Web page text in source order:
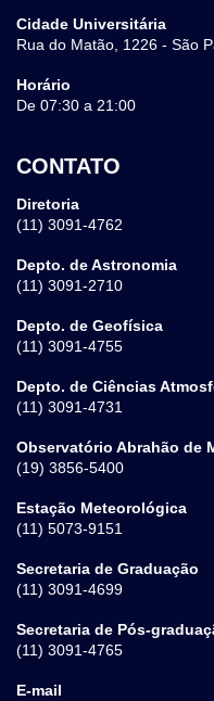
Cidade Universitária
Rua do Matão, 1226 - São
Horário
De 07:30 a 21:00
CONTATO
Diretoria
(11) 3091-4762
Depto. de Astronomia
(11) 3091-2710
Depto. de Geofísica
(11) 3091-4755
Depto. de Ciências
(11) 3091-4731
Observatório Abrahão de
(19) 3856-5400
Estação Meteorológica
(11) 5073-9151
Secretaria de Graduação
(11) 3091-4699
Secretaria de Pós-
(11) 3091-4765
E-mail